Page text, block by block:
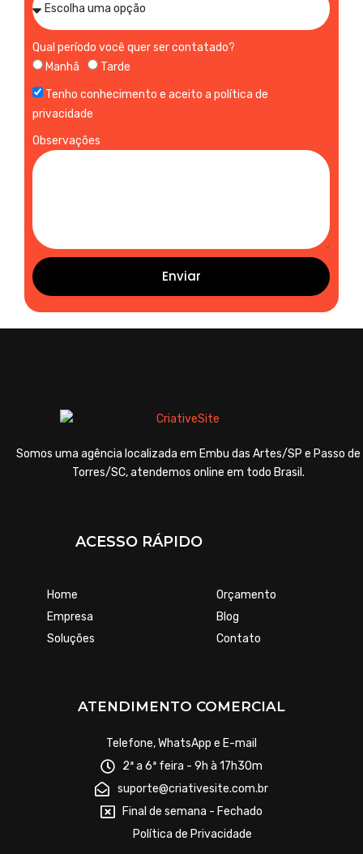
Qual período você quer ser contatado?
Manhã
Tarde
Tenho conhecimento e aceito a política de
privacidade
Observações
Enviar
Somos uma agência localizada em Embu das Artes/SP e Passo de
Torres/SC, atendemos online em todo Brasil.
ACESSO RÁPIDO
Home
Empresa
Soluções
Orçamento
Blog
Contato
ATENDIMENTO COMERCIAL
Telefone, WhatsApp e E-mail
2ª a 6ª feira - 9h à 17h30m
suporte@criativesite.com.br
Final de semana - Fechado
Política de Privacidade